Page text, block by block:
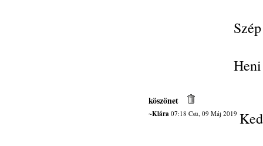
Heni
köszönet
~Klára07:18 Csü, 09 Máj 2019